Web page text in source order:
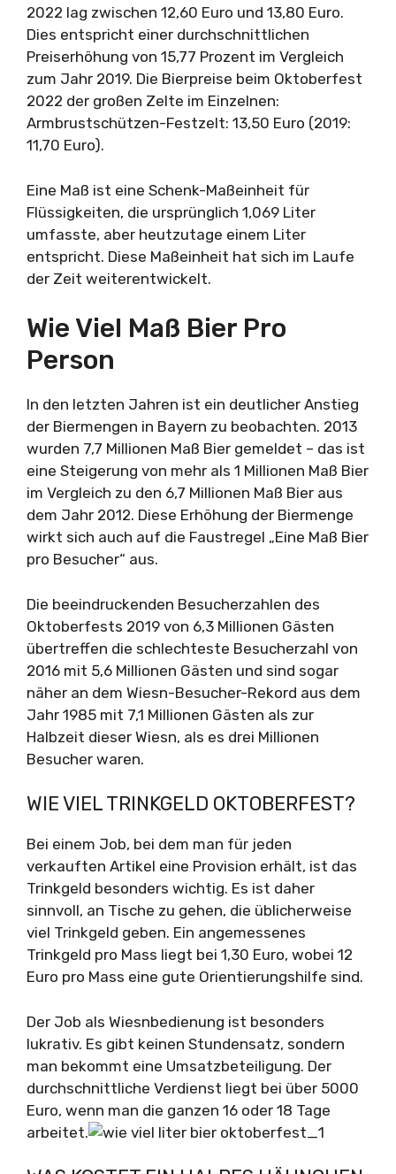
2022 lag zwischen 12,60 Euro und 13,80 Euro.
Dies entspricht einer durchschnittlichen
Preiserhöhung von 15,77 Prozent im Vergleich
zum Jahr 2019. Die Bierpreise beim Oktoberfest
2022 der großen Zelte im Einzelnen:
Armbrustschützen-Festzelt: 13,50 Euro (2019:
11,70 Euro).
Eine Maß ist eine Schenk-Maßeinheit für
Flüssigkeiten, die ursprünglich 1,069 Liter
umfasste, aber heutzutage einem Liter
entspricht. Diese Maßeinheit hat sich im Laufe
der Zeit weiterentwickelt.
Wie Viel Maß Bier Pro
Person
In den letzten Jahren ist ein deutlicher Anstieg
der Biermengen in Bayern zu beobachten. 2013
wurden 7,7 Millionen Maß Bier gemeldet – das ist
eine Steigerung von mehr als 1 Millionen Maß Bier
im Vergleich zu den 6,7 Millionen Maß Bier aus
dem Jahr 2012. Diese Erhöhung der Biermenge
wirkt sich auch auf die Faustregel „Eine Maß Bier
pro Besucher“ aus.
Die beeindruckenden Besucherzahlen des
Oktoberfests 2019 von 6,3 Millionen Gästen
übertreffen die schlechteste Besucherzahl von
2016 mit 5,6 Millionen Gästen und sind sogar
näher an dem Wiesn-Besucher-Rekord aus dem
Jahr 1985 mit 7,1 Millionen Gästen als zur
Halbzeit dieser Wiesn, als es drei Millionen
Besucher waren.
WIE VIEL TRINKGELD OKTOBERFEST?
Bei einem Job, bei dem man für jeden
verkauften Artikel eine Provision erhält, ist das
Trinkgeld besonders wichtig. Es ist daher
sinnvoll, an Tische zu gehen, die üblicherweise
viel Trinkgeld geben. Ein angemessenes
Trinkgeld pro Mass liegt bei 1,30 Euro, wobei 12
Euro pro Mass eine gute Orientierungshilfe sind.
Der Job als Wiesnbedienung ist besonders
lukrativ. Es gibt keinen Stundensatz, sondern
man bekommt eine Umsatzbeteiligung. Der
durchschnittliche Verdienst liegt bei über 5000
Euro, wenn man die ganzen 16 oder 18 Tage
arbeitet.